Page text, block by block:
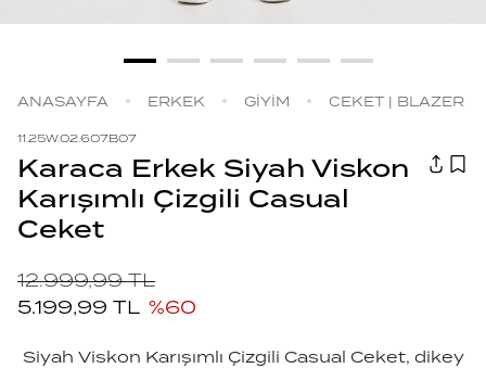
ANASAYFA ERKEK GİYİM CEKET | BLAZER
11.25W.02.607.B07
Karaca Erkek Siyah Viskon
Karışımlı Çizgili Casual
Ceket
12.999,99 TL
5.199,99 TL %60
Siyah Viskon Karışımlı Çizgili Casual Ceket, dikey